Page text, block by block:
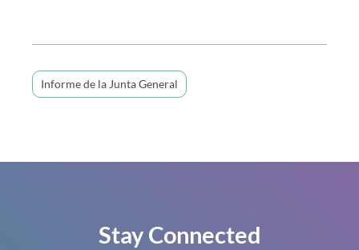
Informe de la Junta General
Stay Connected